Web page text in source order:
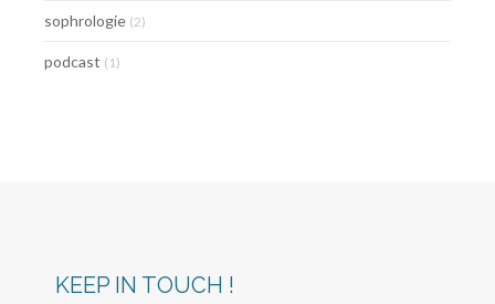
sophrologie (2)
podcast (1)
KEEP IN TOUCH !